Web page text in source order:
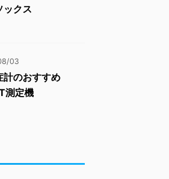
ックス
03
計のおすすめ
測定機